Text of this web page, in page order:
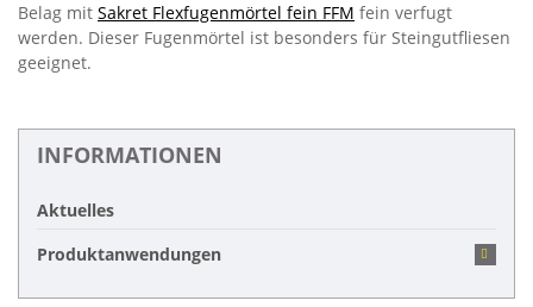
Belag mit Sakret Flexfugenmörtel fein FFM fein verfugt
werden. Dieser Fugenmörtel ist besonders für Steingutfliesen
geeignet.
INFORMATIONEN
Aktuelles
Produktanwendungen